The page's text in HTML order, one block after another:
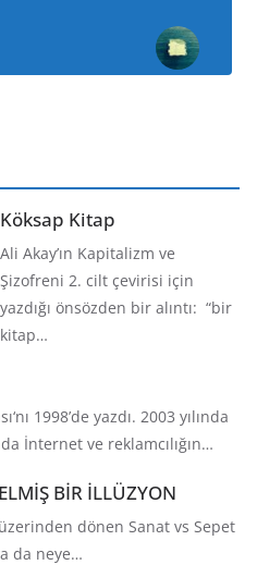
Köksap Kitap
Ali Akay’ın Kapitalizm ve
Şizofreni 2. cilt çevirisi için
yazdığı önsözden bir alıntı: “bir
kitap…
1998’de yazdı. 2003 yılında
İnternet ve reklamcılığın…
BİR İLLÜZYON
dönen Sanat vs Sepet
da neye…